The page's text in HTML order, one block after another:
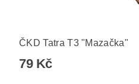
ČKD Tatra T3 "Mazačka"
79 Kč